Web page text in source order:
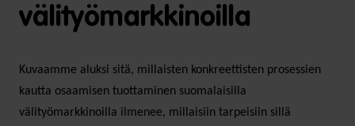
välityömarkkinoilla
Kuvaamme aluksi sitä, millaisten konkreettisten prosessien
kautta osaamisen tuottaminen suomalaisilla
välityömarkkinoilla ilmenee, millaisiin tarpeisiin sillä